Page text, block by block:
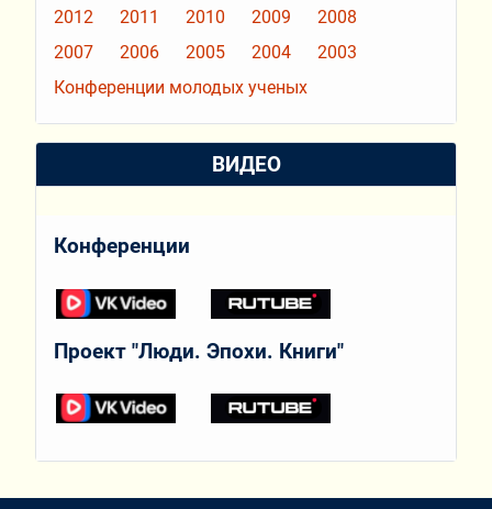
2012
2011 2010 2009
2008
2007
2006 2005 2004
2003
Конференции молодых ученых
ВИДЕО
Конференции
Проект "Люди. Эпохи. Книги"